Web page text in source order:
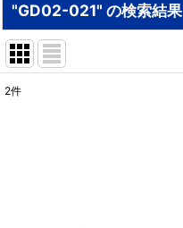
"GD02-021" の検索結果
商品検索
2件